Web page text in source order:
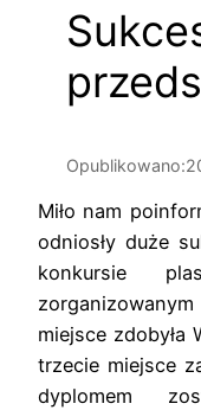
Opublikowano:
Miło nam
odniosły duże
konkursie
miejsce zdobyła
trzecie miejsce
dyplomem